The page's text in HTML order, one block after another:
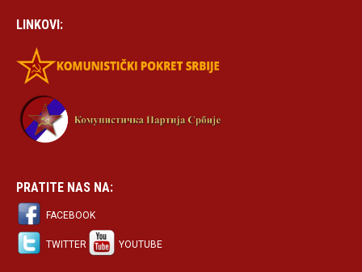
LINKOVI:
PRATITE NAS NA:
FACEBOOK
TWITTER YOUTUBE